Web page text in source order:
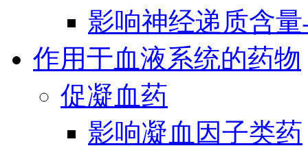
影响神经递质含
作用于血液系统的药物
促凝血药
影响凝血因子类药